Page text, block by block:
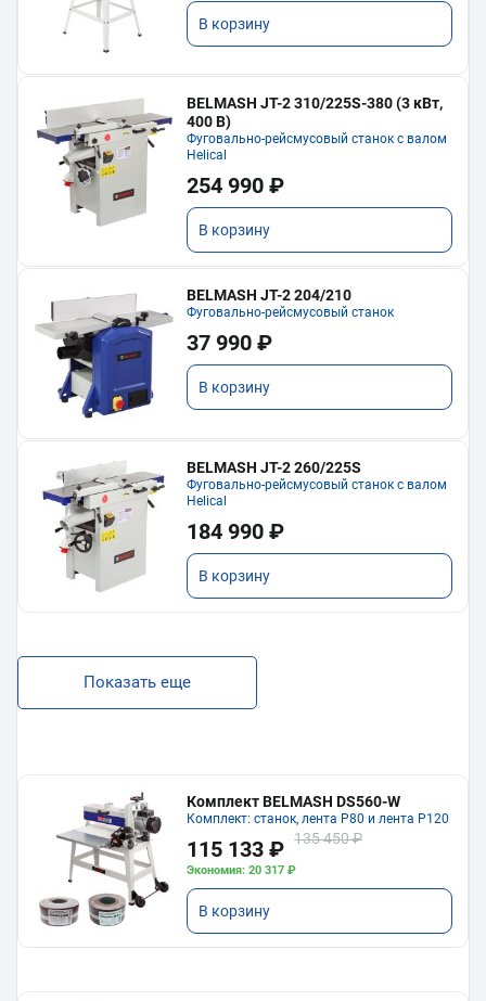
В корзину
BELMASH JT-2 310/225S-380 (3 кВт,
400 В)
Фуговально-рейсмусовый станок с валом
Helical
254 990 ₽
В корзину
BELMASH JT-2 204/210
Фуговально-рейсмусовый станок
37 990 ₽
В корзину
BELMASH JT-2 260/225S
Фуговально-рейсмусовый станок с валом
Helical
184 990 ₽
В корзину
Показать еще
Комплект BELMASH DS560-W
Комплект: станок, лента P80 и лента P120
115 133 ₽ 135 450 ₽
Экономия: 20 317 ₽
В корзину